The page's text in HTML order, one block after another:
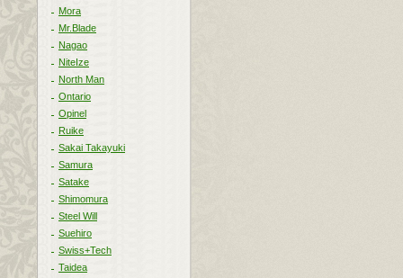
Mora
Mr.Blade
Nagao
NiteIze
North Man
Ontario
Opinel
Ruike
Sakai Takayuki
Samura
Satake
Shimomura
Steel Will
Suehiro
Swiss+Tech
Taidea